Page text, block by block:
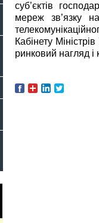
суб’єктів
мереж зв’язку
Кабінету
ринковий нагляд і